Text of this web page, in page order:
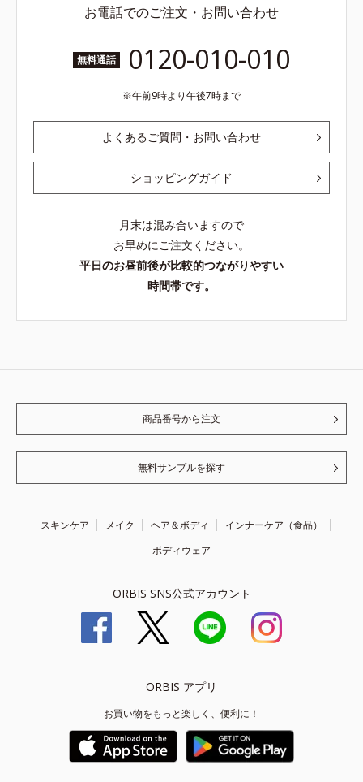
お電話でのご注文・お問い合わせ
無料通話 0120-010-010
午前9時より午後7時まで
よくあるご質問・お問い合わせ
ショッピングガイド
月末は混み合いますので
お早めにご注文ください。
平日のお昼前後が比較的つながりやすい
時間帯です。
商品番号から注文
無料サンプルを探す
スキンケア メイク ヘア＆ボディ
インナーケア（食品）
ボディウェア
ORBIS SNS公式アカウント
ORBIS アプリ
お買い物をもっと楽しく、便利に！